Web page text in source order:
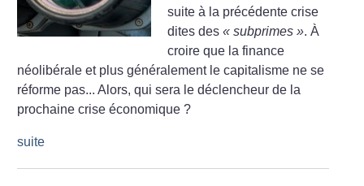
suite à la précédente crise
dites des« subprimes ». À
croire que la finance
néolibérale et plus généralement le capitalisme ne se
réforme pas... Alors, qui sera le déclencheur de la
prochaine crise économique ?
suite